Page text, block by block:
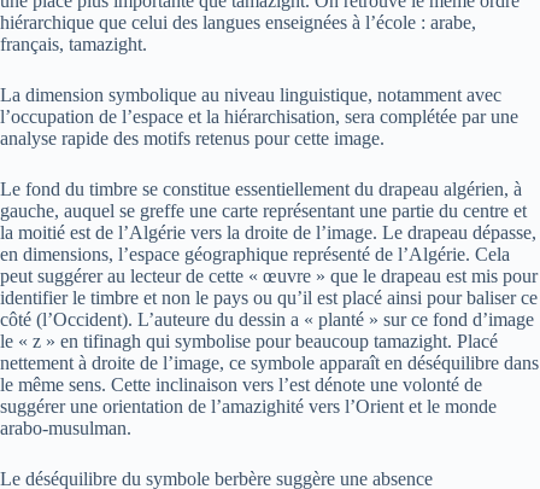
hiérarchique que celui des langues enseignées à l’école : arabe,
français, tamazight.
La dimension symbolique au niveau linguistique, notamment avec
l’occupation de l’espace et la hiérarchisation, sera complétée par une
analyse rapide des motifs retenus pour cette image.
Le fond du timbre se constitue essentiellement du drapeau algérien, à
gauche, auquel se greffe une carte représentant une partie du centre et
la moitié est de l’Algérie vers la droite de l’image. Le drapeau dépasse,
en dimensions, l’espace géographique représenté de l’Algérie. Cela
peut suggérer au lecteur de cette « œuvre » que le drapeau est mis pour
identifier le timbre et non le pays ou qu’il est placé ainsi pour baliser ce
côté (l’Occident). L’auteure du dessin a « planté » sur ce fond d’image
le « z » en tifinagh qui symbolise pour beaucoup tamazight. Placé
nettement à droite de l’image, ce symbole apparaît en déséquilibre dans
le même sens. Cette inclinaison vers l’est dénote une volonté de
suggérer une orientation de l’amazighité vers l’Orient et le monde
arabo-musulman.
Le déséquilibre du symbole berbère suggère une absence